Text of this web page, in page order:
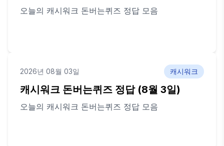
오늘의 캐시워크 돈버는퀴즈 정답 모음
2026년 08월 03일 캐시워크
캐시워크 돈버는퀴즈 정답 (8월 3일)
오늘의 캐시워크 돈버는퀴즈 정답 모음